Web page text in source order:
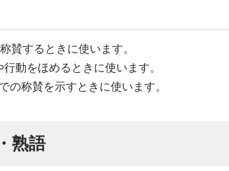
賛するときに使います。
動をほめるときに使います。
の称賛を示すときに使います。
熟語